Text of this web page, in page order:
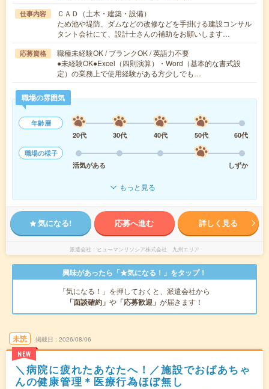
仕事内容
ＣＡＤ（土木・建築・設備）
ため池や堤防、ダムなどの改修などを手掛ける建設コンサル
タント会社にて、設計士さんの補助をお願いします…
応募資格
職種未経験OK / ブランクOK / 英語力不要
●未経験OK●Excel（四則演算）・Word（基本的な書式設
定）の業務上で使用経験がある方少しでも…
職場の雰囲気
年齢層
20代
30代 40代 50代
60代
職場の様子
活気がある
しずか
もっと見る
気になる! 応募へ進む 詳しく見る
派遣会社 ヒューマンリソシア株式会社 九州エリア
興味があったら「★気になる！」をタップ！
「気になる！」を押しておくと、派遣会社から
「面談確約」 や 「応募歓迎」 が届きます！
未読
NEW
掲載日 2026/08/06
＼病院に疲れたあなたへ！／施設でおばあちゃ
んの健康管理＊医療行為ほぼ無し